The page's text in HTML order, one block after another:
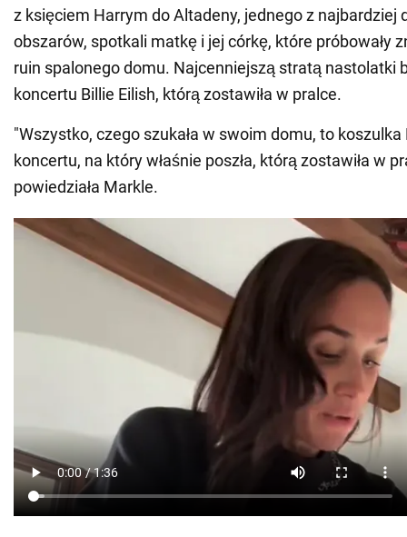
z księciem Harrym do Altadeny, jednego z najbardziej
obszarów, spotkali matkę i jej córkę, które próbowały
ruin spalonego domu. Najcenniejszą stratą nastolatki
koncertu Billie Eilish, którą zostawiła w pralce.
"Wszystko, czego szukała w swoim domu, to koszulka
koncertu, na który właśnie poszła, którą zostawiła w
powiedziała Markle.